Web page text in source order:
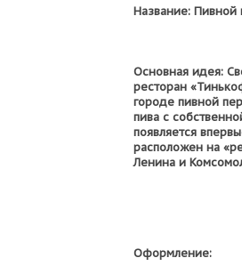
Название: Пивной
Основная идея:
ресторан
городе пивной
пива с
появляется
расположен на
Ленина и
Оформление: